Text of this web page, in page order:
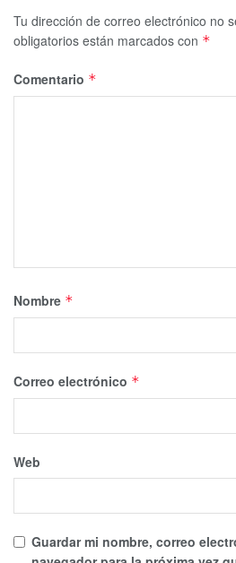
Asi mismo dijo quela
mantener sin cacharros sus
Tu dirección de correo electrónico no
obligatorios están marcados con *
Comentario *
Nombre *
Correo electrónico *
Web
Guardar mi nombre, correo